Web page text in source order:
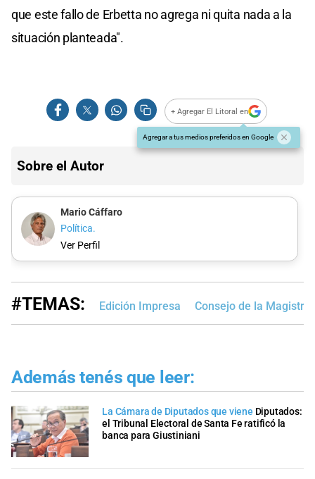
que este fallo de Erbetta no agrega ni quita nada a la
situación planteada".
+ Agregar El Litoral en
Agregar a tus medios preferidos en Google
Sobre el Autor
Mario Cáffaro
Política.
Ver Perfil
#TEMAS: Edición Impresa Consejo de la
Además tenés que leer:
La Cámara de Diputados que viene Diputados:
el Tribunal Electoral de Santa Fe ratificó la
banca para Giustiniani